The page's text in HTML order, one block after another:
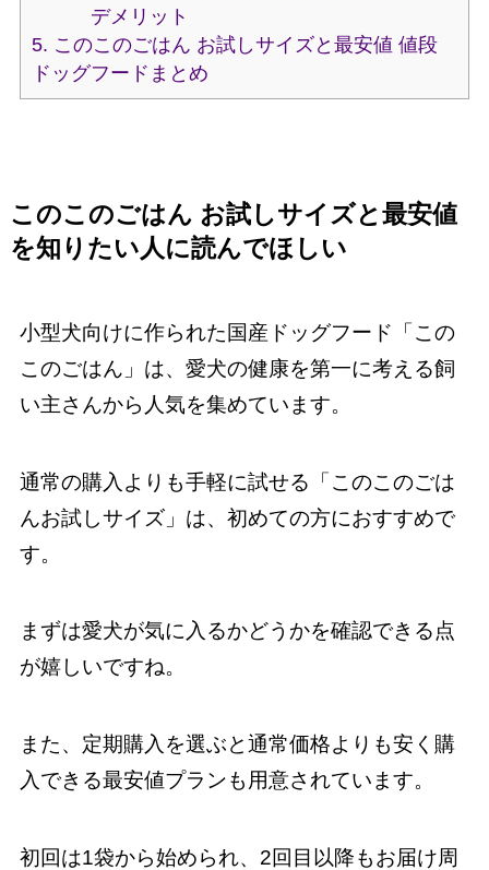
デメリット
5. このこのごはん お試しサイズと最安値 値段
ドッグフードまとめ
このこのごはん お試しサイズと最安値
を知りたい人に読んでほしい
小型犬向けに作られた国産ドッグフード「この
このごはん」は、愛犬の健康を第一に考える飼
い主さんから人気を集めています。
通常の購入よりも手軽に試せる「このこのごは
んお試しサイズ」は、初めての方におすすめで
す。
まずは愛犬が気に入るかどうかを確認できる点
が嬉しいですね。
また、定期購入を選ぶと通常価格よりも安く購
入できる最安値プランも用意されています。
初回は1袋から始められ、2回目以降もお届け周